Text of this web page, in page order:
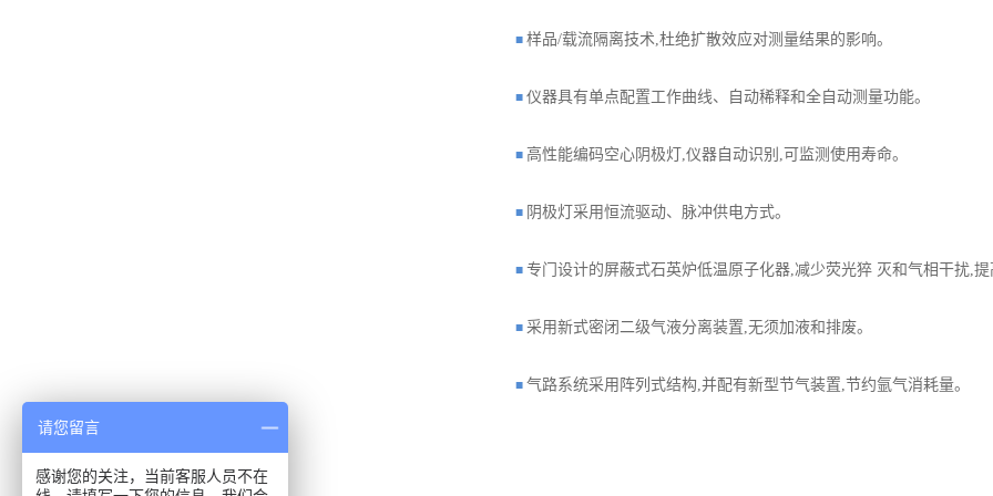
■ 样品/载流隔离技术,杜绝扩散效应对测量结果的影响。
■ 仪器具有单点配置工作曲线、自动稀释和全自动测量功能。
■ 高性能编码空心阴极灯,仪器自动识别,可监测使用寿命。
■ 阴极灯采用恒流驱动、脉冲供电方式。
■ 专门设计的屏蔽式石英炉低温原子化器,减少荧光猝 灭和气相干扰,提
■ 采用新式密闭二级气液分离装置,无须加液和排废。
■ 气路系统采用阵列式结构,并配有新型节气装置,节约氩气消耗量。
请您留言
感谢您的关注，当前客服人员不在